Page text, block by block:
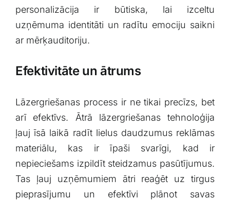
personalizācija ir būtiska, lai izceltu
uzņēmuma identitāti​ un radītu emociju saikni
⁣ar mērķauditoriju.
Efektivitāte⁢ un ātrums
Lāzergriešanas process ir ​ne tikai precīzs, bet
arī efektīvs. Ātrā lāzergriešanas tehnoloģija
‍ļauj īsā ‌laikā radīt lielus daudzumus reklāmas
materiālu, kas ir īpaši svarīgi, kad ir
⁣nepieciešams izpildīt⁢ steidzamus pasūtījumus.‌
Tas ļauj uzņēmumiem ātri​ reaģēt uz tirgus
⁢pieprasījumu un efektīvi plānot⁤ savas‍